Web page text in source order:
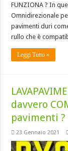
FUNZIONA ? In
Omnidirezionale
pavimenti duri
rullo che è
Leggi Tutto »
davvero
pavimenti ?
23 Gennaio 2021